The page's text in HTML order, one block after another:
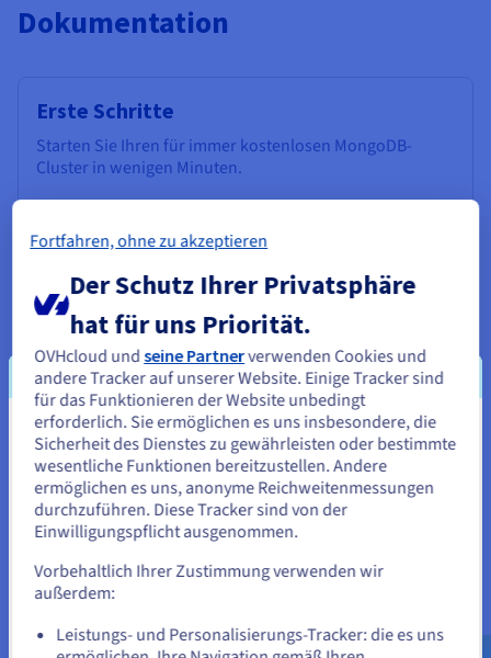
Dokumentation
Erste Schritte
Starten Sie Ihren für immer kostenlosen MongoDB-
Cluster in wenigen Minuten.
Mehr erfahren
Guides
Entdecken Sie unsere Managed MongoDB Guides.
Mehr erfahren
Tutorials
Sehen Sie sich unsere Managed MongoDB Tutorials an.
Mehr erfahren
DBaaS-Guides
Sie scheinen sich in Vereinigte
Staaten zu befinden.
Wenn Sie aus Vereinigte Staaten bestellen möchten, müssen Sie
sich auf der entsprechenden Website umsehen und dort einen
us.ovhcloud.com/public-cloud Englisch
USD
Fortfahren, ohne zu akzeptieren
Der Schutz Ihrer Privatsphäre
hat für uns Priorität.
OVHcloud undseine Partnerverwenden Cookies und
andere Tracker auf unserer Website. Einige Tracker sind
für das Funktionieren der Website unbedingt
erforderlich. Sie ermöglichen es uns insbesondere, die
Sicherheit des Dienstes zu gewährleisten oder bestimmte
wesentliche Funktionen bereitzustellen. Andere
ermöglichen es uns, anonyme Reichweitenmessungen
durchzuführen. Diese Tracker sind von der
Einwilligungspflicht ausgenommen.
Vorbehaltlich Ihrer Zustimmung verwenden wir
außerdem:
Leistungs- und Personalisierungs-Tracker: die es uns